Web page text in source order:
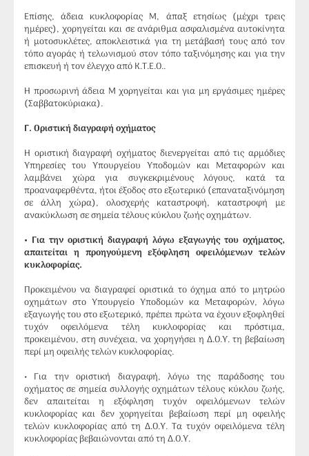
Επίσης, άδεια κυκλοφορίας Μ, άπαξ ετησίως (μέχρι τρεις
ημέρες), χορηγείται και σε ανάριθμα ασφαλισμένα αυτοκίνητα
ή μοτοσυκλέτες, αποκλειστικά για τη μετάβασή τους από τον
τόπο αγοράς ή τελωνισμού στον τόπο ταξινόμησης και για την
επισκευή ή τον έλεγχο από Κ.Τ.Ε.Ο..
Η προσωρινή άδεια Μ χορηγείται και για μη εργάσιμες ημέρες
(Σαββατοκύριακα).
Γ. Οριστική διαγραφή οχήματος
Η οριστική διαγραφή οχήματος διενεργείται από τις αρμόδιες
Υπηρεσίες του Υπουργείου Υποδομών και Μεταφορών και
λαμβάνει χώρα για συγκεκριμένους λόγους, κατά τα
προαναφερθέντα, ήτοι έξοδος στο εξωτερικό (επαναταξινόμηση
σε άλλη χώρα), ολοσχερής καταστροφή, καταστροφή με
ανακύκλωση σε σημεία τέλους κύκλου ζωής οχημάτων.
• Για την οριστική διαγραφή λόγω εξαγωγής του οχήματος,
απαιτείται η προηγούμενη εξόφληση οφειλόμενων τελών
κυκλοφορίας.
Προκειμένου να διαγραφεί οριστικά το όχημα από το μητρώο
οχημάτων στο Υπουργείο Υποδομών κα Μεταφορών, λόγω
εξαγωγής του στο εξωτερικό, πρέπει πρώτα να έχουν εξοφληθεί
τυχόν οφειλόμενα τέλη κυκλοφορίας και πρόστιμα,
προκειμένου, στη συνέχεια, να χορηγήσει η Δ.Ο.Υ. τη βεβαίωση
περί μη οφειλής τελών κυκλοφορίας.
• Για την οριστική διαγραφή, λόγω της παράδοσης του
οχήματος σε σημεία συλλογής οχημάτων τέλους κύκλου ζωής,
δεν απαιτείται η εξόφληση τυχόν οφειλόμενων τελών
κυκλοφορίας και δεν χορηγείται βεβαίωση περί μη οφειλής
τελών κυκλοφορίας από τη Δ.Ο.Υ. Τα τυχόν οφειλόμενα τέλη
κυκλοφορίας βεβαιώνονται από τη Δ.Ο.Υ.